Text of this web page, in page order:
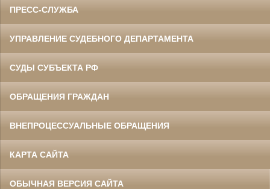
ПРЕСС-СЛУЖБА
УПРАВЛЕНИЕ СУДЕБНОГО ДЕПАРТАМЕНТА
СУДЫ СУБЪЕКТА РФ
ОБРАЩЕНИЯ ГРАЖДАН
ВНЕПРОЦЕССУАЛЬНЫЕ ОБРАЩЕНИЯ
КАРТА САЙТА
ОБЫЧНАЯ ВЕРСИЯ САЙТА